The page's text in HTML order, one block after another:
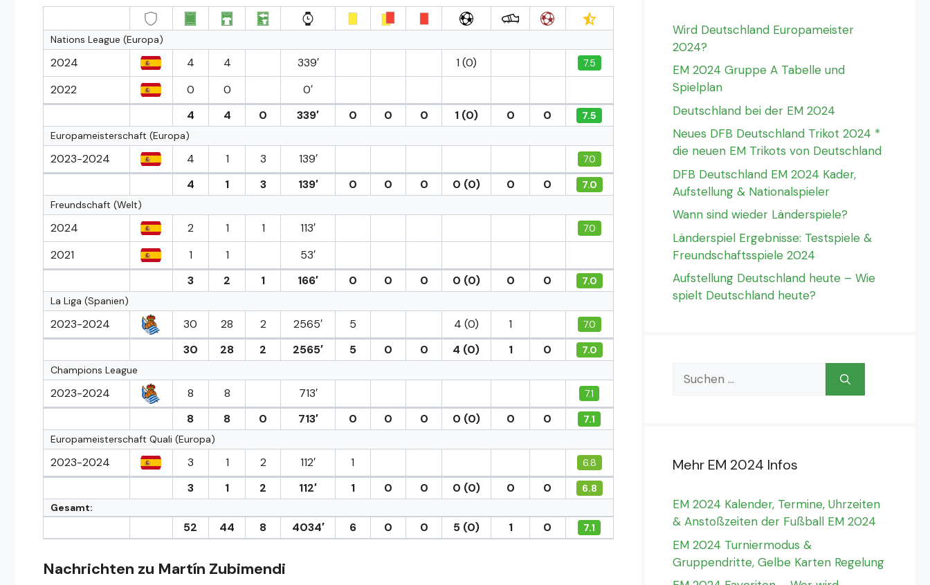
Nations League (Europa)
2024 4 4 339′ 1 (0) 7.5
2022 0 0
0′
4
4 0 339′ 0 0 0 1 (0) 0 0
7.5
Europameisterschaft (Europa)
2023-2024 4 1 3 139′ 7.0
4 1 3 139′ 0 0 0 0 (0) 0 0
7.0
Freundschaft (Welt)
2024 2 1 1 113′ 7.0
2021 1 1
53′
3
2 1 166′ 0 0 0 0 (0) 0 0
7.0
La Liga (Spanien)
2023-2024 30 28 2 2565′ 5 4 (0) 1 7.0
30 28 2 2565′ 5 0 0 4 (0) 1 0
7.0
Champions League
2023-2024 8 8 713′ 7.1
8 8 0 713′ 0 0 0 0 (0) 0 0
7.1
Europameisterschaft Quali (Europa)
2023-2024 3 1 2 112′ 1 6.8
3 1 2 112′ 1 0 0 0 (0) 0 0
6.8
Gesamt:
52 44 8 4034′ 6 0 0 5 (0) 1 0 7.1
Nachrichten zu Martín Zubimendi
Wird Deutschland Europameister
2024?
EM 2024 Gruppe A Tabelle und
Spielplan
Deutschland bei der EM 2024
Neues DFB Deutschland Trikot 2024 *
die neuen EM Trikots von Deutschland
DFB Deutschland EM 2024 Kader,
Aufstellung & Nationalspieler
Wann sind wieder Länderspiele?
Länderspiel Ergebnisse: Testspiele &
Freundschaftsspiele 2024
Aufstellung Deutschland heute – Wie
spielt Deutschland heute?
Suchen
nach:
Mehr EM 2024 Infos
EM 2024 Kalender, Termine, Uhrzeiten
& Anstoßzeiten der Fußball EM 2024
EM 2024 Turniermodus &
Gruppendritte, Gelbe Karten Regelung